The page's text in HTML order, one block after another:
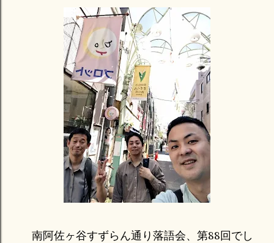
南阿佐ヶ谷すずらん通り落語会、第88回でし